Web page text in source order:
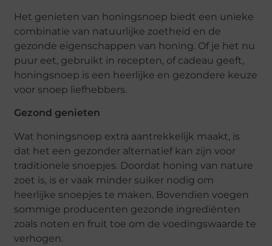
Het genieten van honingsnoep biedt een unieke
combinatie van natuurlijke zoetheid en de
gezonde eigenschappen van honing. Of je het nu
puur eet, gebruikt in recepten, of cadeau geeft,
honingsnoep is een heerlijke en gezondere keuze
voor snoep liefhebbers.
Gezond genieten
Wat honingsnoep extra aantrekkelijk maakt, is
dat het een gezonder alternatief kan zijn voor
traditionele snoepjes. Doordat honing van nature
zoet is, is er vaak minder suiker nodig om
heerlijke snoepjes te maken. Bovendien voegen
sommige producenten gezonde ingrediënten
zoals noten en fruit toe om de voedingswaarde te
verhogen.